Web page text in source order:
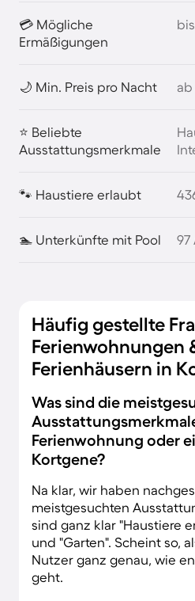
💳 Mögliche
Ermäßigungen
🌙 Min. Preis pro Nacht
⭐ Beliebte
Ausstattungsmerkmale
🐾 Haustiere erlaubt
🏊 Unterkünfte mit Pool 97
Häufig gestellte
Ferienwohnungen
Ferienhäusern in
Was sind die
Ferienwohnung oder
Kortgene?
Na klar, wir haben
meistgesuchten
sind ganz klar "Haustiere
und "Garten". Scheint so,
Nutzer ganz genau, wie
geht.